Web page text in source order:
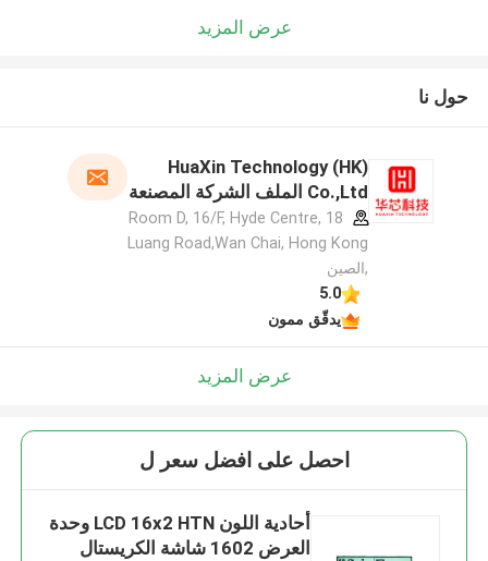
عرض المزيد
حول نا
HuaXin Technology (HK)
Co.,Ltd الملف الشركة المصنعة
Room D, 16/F, Hyde Centre, 18
Luang Road,Wan Chai, Hong Kong
,الصين
5.0
يدقّق ممون
عرض المزيد
احصل على افضل سعر ل
أحادية اللون LCD 16x2 HTN وحدة
العرض 1602 شاشة الكريستال